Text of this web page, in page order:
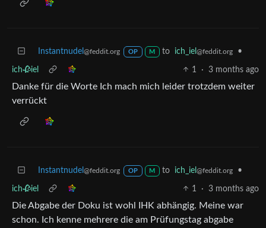
Instantnudel @feddit.org OP M to ich_iel@feddit.org •
ich🥀iel 1 · 3 months ago
Danke für die Worte Ich mach mich leider trotzdem weiter
verrückt
Instantnudel @feddit.org OP M to ich_iel@feddit.org •
ich🥀iel 1 · 3 months ago
Die Abgabe der Doku ist wohl IHK abhängig. Meine war
schon. Ich kenne mehrere die am Prüfungstag abgabe